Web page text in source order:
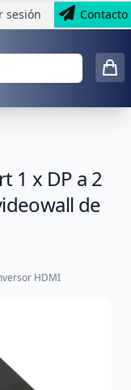
sesión Contacto
1 x DP a 2
de
HDMI